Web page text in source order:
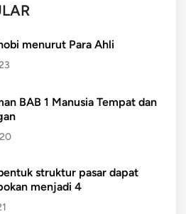
menurut Para Ahli
BAB 1 Manusia Tempat dan
struktur pasar dapat
menjadi 4